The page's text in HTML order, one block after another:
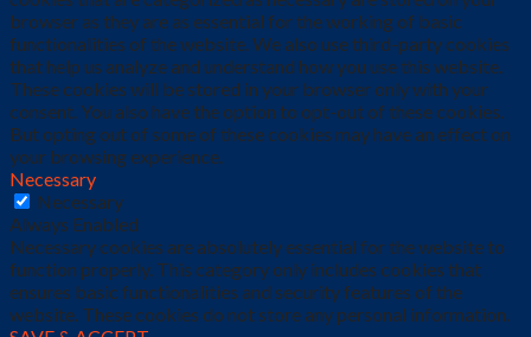
browser as they are as essential for the working of basic
functionalities of the website. We also use third-party cookies
that help us analyze and understand how you use this website.
These cookies will be stored in your browser only with your
consent. You also have the option to opt-out of these cookies.
But opting out of some of these cookies may have an effect on
your browsing experience.
Necessary
Necessary
Always Enabled
Necessary cookies are absolutely essential for the website to
function properly. This category only includes cookies that
ensures basic functionalities and security features of the
website. These cookies do not store any personal information.